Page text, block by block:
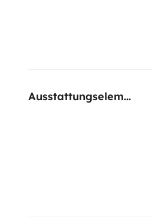
Ausstattungselemente